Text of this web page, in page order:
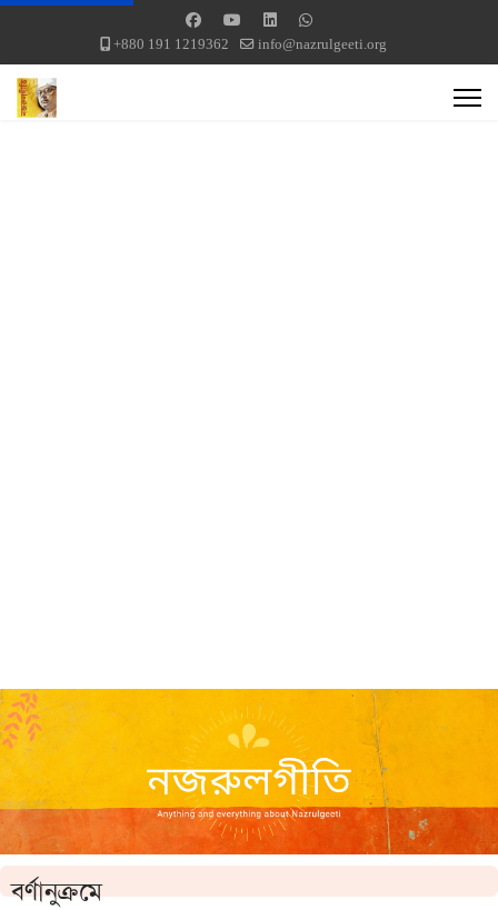
+880 191 1219362 info@nazrulgeeti.org
বর্ণানুক্রমে